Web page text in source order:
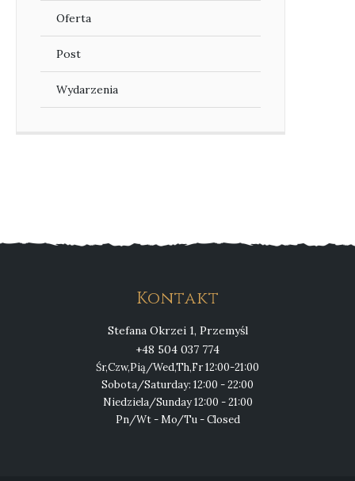
Oferta
Post
Wydarzenia
Kontakt
Stefana Okrzei 1, Przemyśl
+48 504 037 774
Śr,Czw,Pią/Wed,Th,Fr 12:00-21:00
Sobota/Saturday: 12:00 - 22:00
Niedziela/Sunday 12:00 - 21:00
Pn/Wt - Mo/Tu - Closed